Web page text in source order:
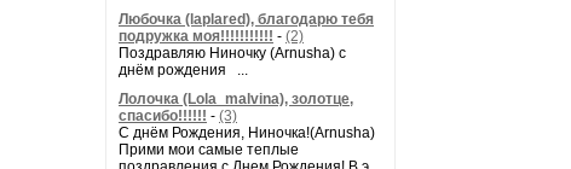
Любочка (laplared), благодарю тебя
подружка моя!!!!!!!!!!! - (2)
Поздравляю Ниночку (Arnusha) с
днём рождения ...
Лолочка (Lola_malvina), золотце,
спасибо!!!!!! - (3)
С днём Рождения, Ниночка!(Аrnusha)
Прими мои самые теплые